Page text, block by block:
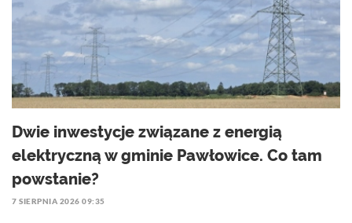
Dwie inwestycje związane z energią
elektryczną w gminie Pawłowice. Co tam
powstanie?
7 SIERPNIA 2026 09:35